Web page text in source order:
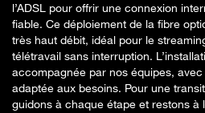
l’ADSL pour offrir une connexion
fiable. Ce déploiement de la fibre
très haut débit, idéal pour le
télétravail sans interruption.
accompagnée par nos équipes,
adaptée aux besoins. Pour une
guidons à chaque étape et restons à